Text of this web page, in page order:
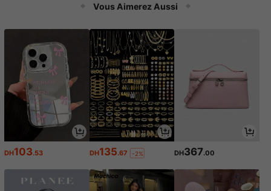
Vous Aimerez Aussi
DH103.53 DH135.67 -2% DH367.00